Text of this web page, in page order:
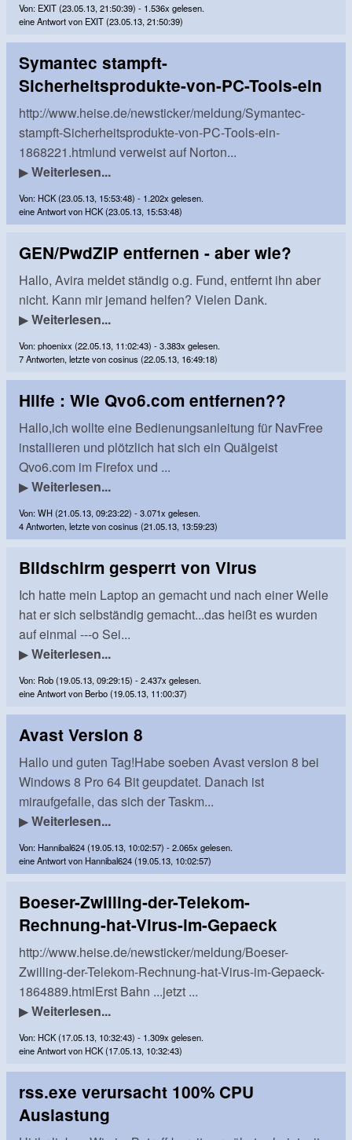
Von: EXIT (23.05.13, 21:50:39) - 1.536x gelesen.
eine Antwort von EXIT (23.05.13, 21:50:39)
Symantec stampft-
Sicherheitsprodukte-von-PC-Tools-ein
http://www.heise.de/newsticker/meldung/Symantec-
stampft-Sicherheitsprodukte-von-PC-Tools-ein-
1868221.htmlund verweist auf Norton...
▶Weiterlesen...
Von: HCK (23.05.13, 15:53:48) - 1.202x gelesen.
eine Antwort von HCK (23.05.13, 15:53:48)
GEN/PwdZIP entfernen - aber wie?
Hallo, Avira meldet ständig o.g. Fund, entfernt ihn aber
nicht. Kann mir jemand helfen? Vielen Dank.
▶Weiterlesen...
Von: phoenixx (22.05.13, 11:02:43) - 3.383x gelesen.
7 Antworten, letzte von cosinus (22.05.13, 16:49:18)
Hilfe : Wie Qvo6.com entfernen??
Hallo,ich wollte eine Bedienungsanleitung für NavFree
installieren und plötzlich hat sich ein Quälgeist
Qvo6.com im Firefox und ...
▶Weiterlesen...
Von: WH (21.05.13, 09:23:22) - 3.071x gelesen.
4 Antworten, letzte von cosinus (21.05.13, 13:59:23)
Bildschirm gesperrt von Virus
Ich hatte mein Laptop an gemacht und nach einer Weile
hat er sich selbständig gemacht...das heißt es wurden
auf einmal ---o Sei...
▶Weiterlesen...
Von: Rob (19.05.13, 09:29:15) - 2.437x gelesen.
eine Antwort von Berbo (19.05.13, 11:00:37)
Avast Version 8
Hallo und guten Tag!Habe soeben Avast version 8 bei
Windows 8 Pro 64 Bit geupdatet. Danach ist
miraufgefalle, das sich der Taskm...
▶Weiterlesen...
Von: Hannibal624 (19.05.13, 10:02:57) - 2.065x gelesen.
eine Antwort von Hannibal624 (19.05.13, 10:02:57)
Boeser-Zwilling-der-Telekom-
Rechnung-hat-Virus-im-Gepaeck
http://www.heise.de/newsticker/meldung/Boeser-
Zwilling-der-Telekom-Rechnung-hat-Virus-im-Gepaeck-
1864889.htmlErst Bahn ...jetzt ...
▶Weiterlesen...
Von: HCK (17.05.13, 10:32:43) - 1.309x gelesen.
eine Antwort von HCK (17.05.13, 10:32:43)
rss.exe verursacht 100% CPU
Auslastung